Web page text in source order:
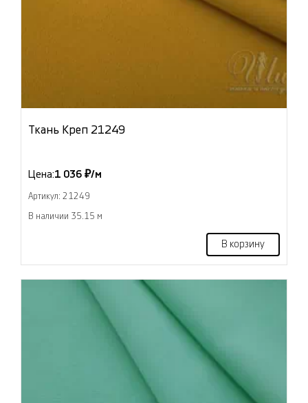
Ткань Креп 21249
Цена:1 036 ₽/м
Артикул: 21249
В наличии 35.15 м
В корзину